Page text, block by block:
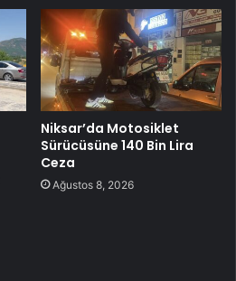
Niksar’da Motosiklet
Sürücüsüne 140 Bin Lira
Ceza
Ağustos 8, 2026